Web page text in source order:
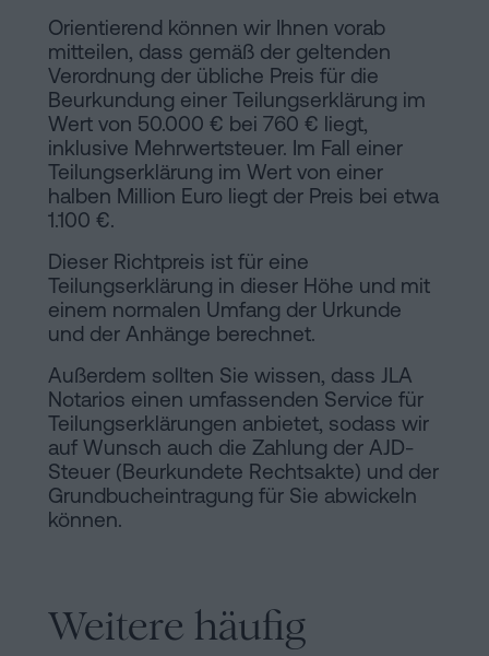
Orientierend können wir Ihnen vorab
mitteilen, dass gemäß der geltenden
Verordnung der übliche Preis für die
Beurkundung einer Teilungserklärung im
Wert von 50.000 € bei 760 € liegt,
inklusive Mehrwertsteuer. Im Fall einer
Teilungserklärung im Wert von einer
halben Million Euro liegt der Preis bei etwa
1.100 €.
Dieser Richtpreis ist für eine
Teilungserklärung in dieser Höhe und mit
einem normalen Umfang der Urkunde
und der Anhänge berechnet.
Außerdem sollten Sie wissen, dass JLA
Notarios einen umfassenden Service für
Teilungserklärungen anbietet, sodass wir
auf Wunsch auch die Zahlung der AJD-
Steuer (Beurkundete Rechtsakte) und der
Grundbucheintragung für Sie abwickeln
können.
Weitere häufig